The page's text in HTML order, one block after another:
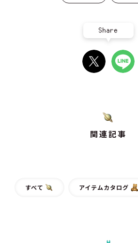
Share
関連記事
すべて アイテムカタログ